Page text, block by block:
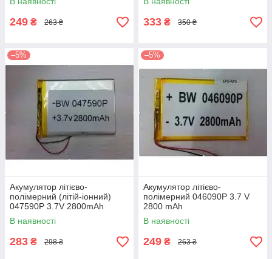
249 ₴ 263 ₴ 333 ₴ 350 ₴
–5%
Акумулятор літієво-
полімерний (літій-іонний)
047590P 3.7V 2800mAh
В наявності
283 ₴ 298 ₴
–5%
Акумулятор літієво-
полімерний 046090P 3.7 V
2800 mAh
В наявності
249 ₴ 263 ₴